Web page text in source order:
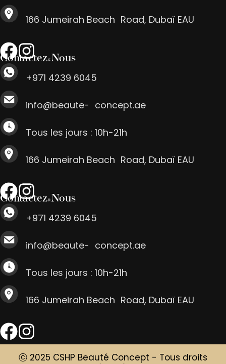
166 Jumeirah Beach Road, Dubaï EAU
Contactez-Nous
+971 4239 6045
info@beaute- concept.ae
Tous les jours : 10h-21h
166 Jumeirah Beach Road, Dubaï EAU
Contactez-Nous
+971 4239 6045
info@beaute- concept.ae
Tous les jours : 10h-21h
166 Jumeirah Beach Road, Dubaï EAU
ⓒ 2025 CSHP Beauté Concept - Tous droits